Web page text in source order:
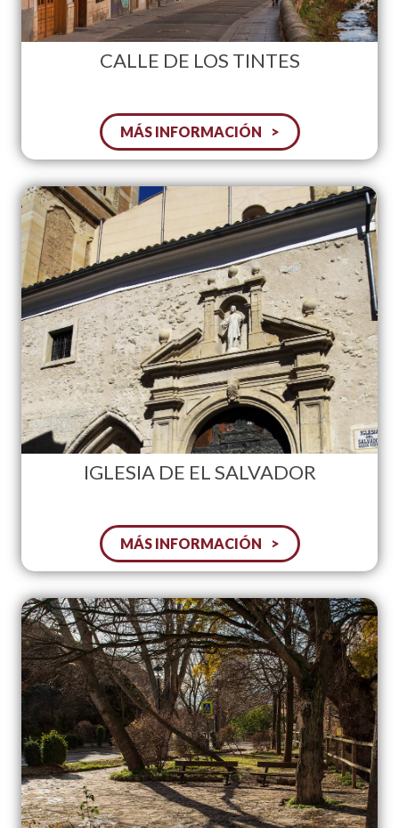
CALLE DE LOS TINTES
MÁS INFORMACIÓN
IGLESIA DE EL SALVADOR
MÁS INFORMACIÓN